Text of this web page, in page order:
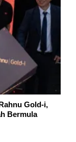
Gold-i,
Bermula